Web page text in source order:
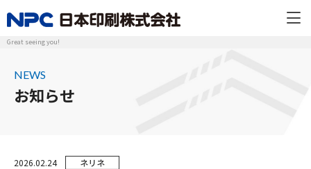
Great seeing you!
NEWS
お知らせ
2026.02.24 ネリネ